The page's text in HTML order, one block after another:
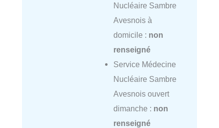
Nucléaire Sambre
Avesnois à
domicile : non
renseigné
Service Médecine
Nucléaire Sambre
Avesnois ouvert
dimanche : non
renseigné